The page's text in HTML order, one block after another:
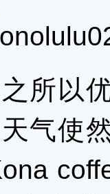
以优
气使